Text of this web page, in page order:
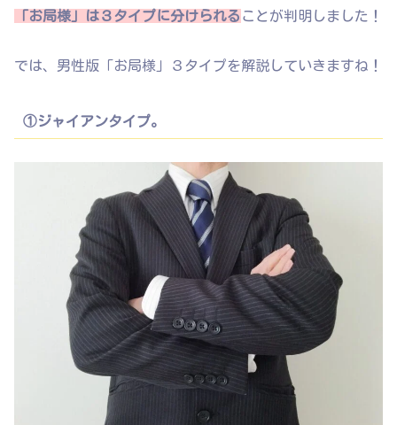
「お局様」は３タイプに分けられる ことが判明しました！
では、男性版「お局様」３タイプを解説していきますね！
①ジャイアンタイプ。